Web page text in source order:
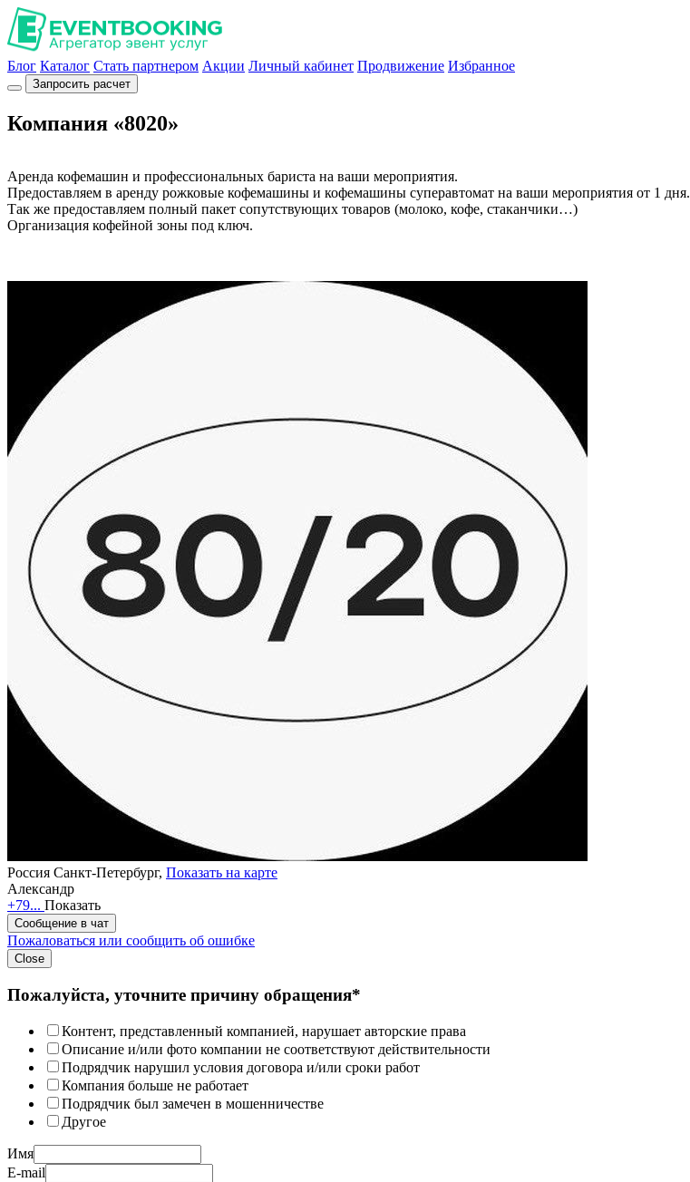
Блог Каталог Стать партнером Акции Личный кабинет Продвижение Избранное
Запросить расчет
Компания «8020»
Аренда кофемашин и профессиональных бариста на ваши мероприятия.
Предоставляем в аренду рожковые кофемашины и кофемашины суперавтомат на ваши мероприятия от 1 дня.
Так же предоставляем полный пакет сопутствующих товаров (молоко, кофе, стаканчики…)
Организация кофейной зоны под ключ.
Россия Санкт-Петербург, Показать на карте
Александр
+79... Показать
Сообщение в чат
Пожаловаться или сообщить об ошибке
Close
Пожалуйста, уточните причину обращения*
Контент, представленный компанией, нарушает авторские права
Описание и/или фото компании не соответствуют действительности
Подрядчик нарушил условия договора и/или сроки работ
Компания больше не работает
Подрядчик был замечен в мошенничестве
Другое
Имя
E-mail